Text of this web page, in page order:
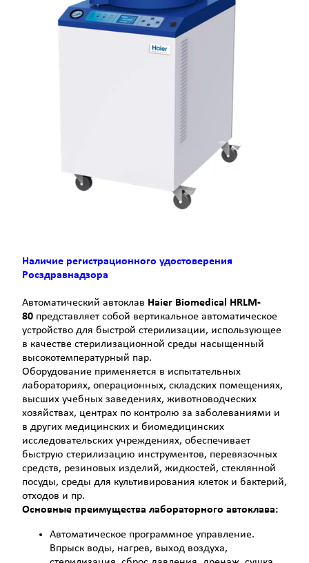
Наличие регистрационного удостоверения
Росздравнадзора
Автоматический автоклав Haier Biomedical HRLM-
80 представляет собой вертикальное автоматическое
устройство для быстрой стерилизации, использующее
в качестве стерилизационной среды насыщенный
высокотемпературный пар.
Оборудование применяется в испытательных
лабораториях, операционных, складских помещениях,
высших учебных заведениях, животноводческих
хозяйствах, центрах по контролю за заболеваниями и
в других медицинских и биомедицинских
исследовательских учреждениях, обеспечивает
быструю стерилизацию инструментов, перевязочных
средств, резиновых изделий, жидкостей, стеклянной
посуды, среды для культивирования клеток и бактерий,
отходов и пр.
Основные преимущества лабораторного автоклава:
Автоматическое программное управление.
Впрыск воды, нагрев, выход воздуха,